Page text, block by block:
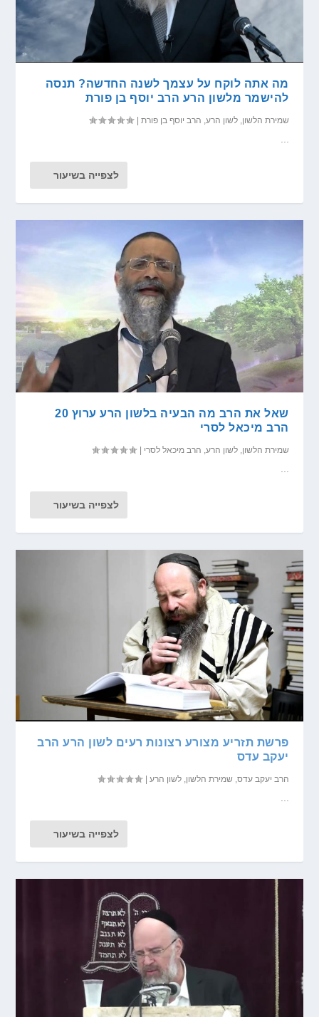
מה אתה לוקח על עצמך לשנה החדשה? תנסה
להישמר מלשון הרע הרב יוסף בן פורת
שמירת הלשון,לשון הרע, הרב יוסף בן פורת |
לצפייה בשיעור
שאל את הרב מה הבעיה בלשון הרע ערוץ 20
הרב מיכאל לסרי
שמירת הלשון ,לשון הרע הרב מיכאל לסרי |
לצפייה בשיעור
פרשת תזריע מצורע רצונות רעים לשון הרע הרב
יעקב עדס
הרב יעקב עדס,שמירת הלשון,לשון הרע |
...
לצפייה בשיעור